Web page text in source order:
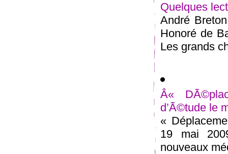
Quelques
André
Honoré de
Les grands
Â«
d’Ã©tude le
«
19 mai
nouveaux